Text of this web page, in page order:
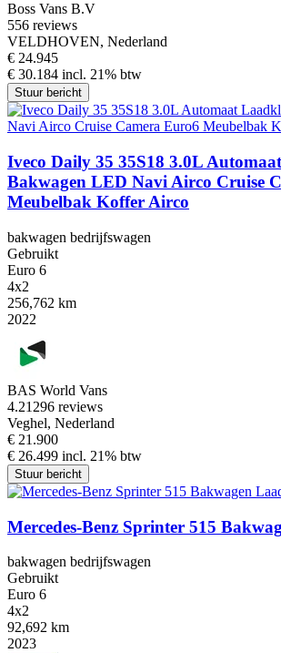
Boss Vans B.V
556 reviews
VELDHOVEN, Nederland
€ 24.945
€ 30.184 incl. 21% btw
Stuur bericht
Iveco Daily 35 35S18 3.0L
Bakwagen LED Navi Airco Cruise
Meubelbak Koffer Airco
bakwagen bedrijfswagen
Gebruikt
Euro 6
4x2
256,762 km
2022
BAS World Vans
4.21296 reviews
Veghel, Nederland
€ 21.900
€ 26.499 incl. 21% btw
Stuur bericht
Mercedes-Benz Sprinter 515
bakwagen bedrijfswagen
Gebruikt
Euro 6
4x2
92,692 km
2023